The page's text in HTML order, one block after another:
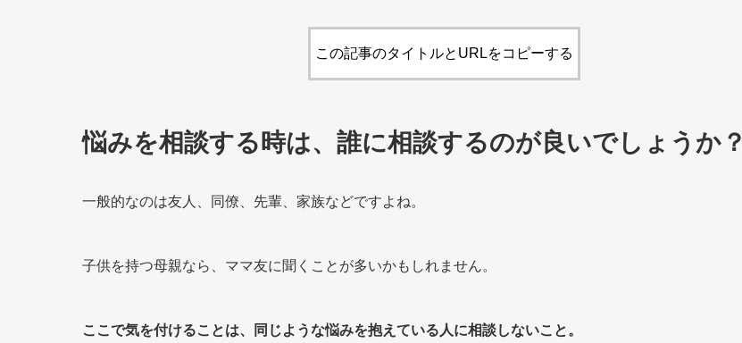
この記事のタイトルとURLをコピーする
悩みを相談する時は、誰に相談するのが良いでしょうか？
一般的なのは友人、同僚、先輩、家族などですよね。
子供を持つ母親なら、ママ友に聞くことが多いかもしれません。
ここで気を付けることは、同じような悩みを抱えている人に相談しないこと。